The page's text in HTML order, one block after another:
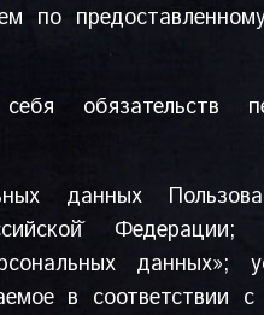
по
обязательств
данных
Федерации;
данных»;
в соответствии